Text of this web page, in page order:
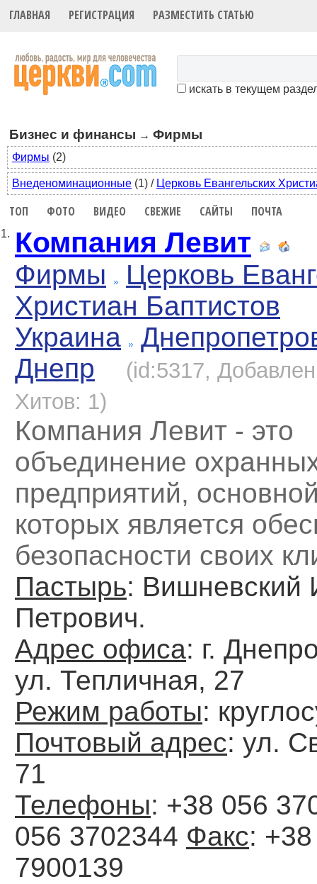
ГЛАВНАЯ РЕГИСТРАЦИЯ РАЗМЕСТИТЬ СТАТЬЮ
искать в текущем
Бизнес и финансы →Фирмы
Фирмы (2)
Внеденоминационные (1) / Церковь Евангельских
ТОП ФОТО ВИДЕО СВЕЖИЕ САЙТЫ ПОЧТА
1. Компания Левит
Фирмы
Церковь
Христиан Баптистов
Украина
Днепр
(id:5317,
Хитов: 1)
Компания Левит - это
объединение
предприятий,
которых является
безопасности своих
Пастырь: Вишневский
Петрович.
Адрес офиса: г.
ул. Тепличная, 27
Режим работы:
Почтовый адрес: ул.
71
Телефоны: +38 056
056 3702344 Факс:
7900139